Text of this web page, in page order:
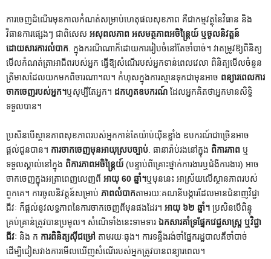
ការចេញដំណើរមុនកាលកំណត់សម្រាប់ហេតុផលសុខភាព គឺជាកម្មវត្ថុនៃវិធាន និង
វិធានការផ្សេងៗ ជាពិសេស អសុពលភាព អសមត្ថភាពអចិន្ត្រៃយ៍ ឬចូលនិវត្តន៍
ដោយសារការលំបាក . ក្នុងករណីណាក៏ដោយការរៀបចំនៅតែចាំបាច់។ វាតម្រូវឱ្យពិនិត្យ
មើលកំណត់ត្រាអាជីពរបស់អ្នក ធ្វើឱ្យសំណើរបស់អ្នកទាន់ពេលវេលា ពិនិត្យមើលចំនួន
ត្រីមាសដែលយកមកពិចារណា។ល។ កំហុសក្នុងការស្មានទុកជាមុនអាច ពន្យារពេលការ
ចាកចេញរបស់អ្នក។ឬសូម្បីតែអ្នក។ ដកហូតឧបករណ៍ ដែលអ្នកគិតថាអ្នកមានសិទ្ធិ
ទទួលបាន។
ប្រសិនបើស្ថានភាពសុខភាពរបស់អ្នកកាន់តែយ៉ាប់យ៉ឺនខ្លាំង ឧបករណ៍ជាច្រើនអាច
ផ្តល់ជូនបាន។ ការចាកចេញមុនអាយុស្របច្បាប់ . ធានារ៉ាប់រងនៅក្នុង ពិការភាព ឬ
ទទួលស្គាល់នៅក្នុង ពិការភាពអចិន្រ្តៃយ៍ (បន្ទាប់ពីគ្រោះថ្នាក់ការងារឬជំងឺការងារ) អាច
ចាកចេញក្នុងអត្រាពេញលេញពី អាយុ 60 ឆ្នាំ។ឬមុននេះ អាស្រ័យលើស្ថានភាពរបស់
ពួកគេ។ ការចូលនិវត្តន៍សម្រាប់ ភាពលំបាកតាមរយៈគណនីបង្ការដែលមានជំនាញវិជ្ជា
ជីវៈ ក៏ផ្តល់នូវលទ្ធភាពនៃការចាកចេញពីមុនផងដែរ។ អាយុ ៦២ ឆ្នាំ។ ប្រសិនបើពិន្ទុ
គ្រប់គ្រាន់ត្រូវបានប្រមូល។ សំណើទាំងនេះទាមទារ ឯកសារគាំទ្រផ្នែកវេជ្ជសាស្រ្ត ឬវិជ្ជា
ជីវៈ និង ក ការពិនិត្យស៊ីជម្រៅ តាមរយៈធុង។ ការទន្ទឹងរង់ចាំផ្នែករដ្ឋបាលគឺចាំបាច់
ដើម្បីជៀសវាងការមើលឃើញសំណើរបស់អ្នកត្រូវបានពន្យារពេល។